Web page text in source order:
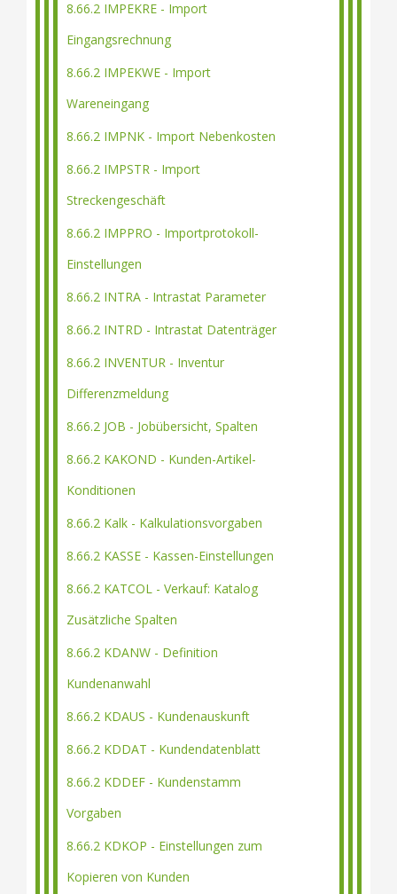
8.66.2 IMPEKRE - Import
Eingangsrechnung
8.66.2 IMPEKWE - Import
Wareneingang
8.66.2 IMPNK - Import Nebenkosten
8.66.2 IMPSTR - Import
Streckengeschäft
8.66.2 IMPPRO - Importprotokoll-
Einstellungen
8.66.2 INTRA - Intrastat Parameter
8.66.2 INTRD - Intrastat Datenträger
8.66.2 INVENTUR - Inventur
Differenzmeldung
8.66.2 JOB - Jobübersicht, Spalten
8.66.2 KAKOND - Kunden-Artikel-
Konditionen
8.66.2 Kalk - Kalkulationsvorgaben
8.66.2 KASSE - Kassen-Einstellungen
8.66.2 KATCOL - Verkauf: Katalog
Zusätzliche Spalten
8.66.2 KDANW - Definition
Kundenanwahl
8.66.2 KDAUS - Kundenauskunft
8.66.2 KDDAT - Kundendatenblatt
8.66.2 KDDEF - Kundenstamm
Vorgaben
8.66.2 KDKOP - Einstellungen zum
Kopieren von Kunden